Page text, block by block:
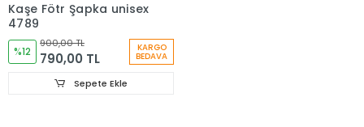
Kaşe Fötr Şapka unisex
4789
%12
900,00 TL
790,00 TL
KARGO
BEDAVA
Sepete Ekle